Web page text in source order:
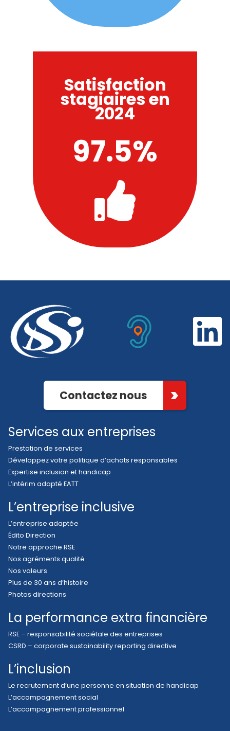
Satisfaction
stagiaires en
2024
97.5%
Contactez nous
Services aux entreprises
Prestation de services
Développez votre politique d’achats responsables
Expertise inclusion et handicap
L’intérim adapté EATT
L’entreprise inclusive
L’entreprise adaptée
Édito Direction
Notre approche RSE
Nos agréments qualité
Nos valeurs
Plus de 30 ans d’histoire
Photos directions
La performance extra financière
RSE – responsabilité sociétale des entreprises
CSRD – corporate sustainability reporting directive
L’inclusion
Le recrutement d’une personne en situation de handicap
L’accompagnement social
L’accompagnement professionnel